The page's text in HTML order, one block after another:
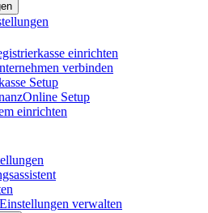
einrichten
verbinden
Setup
Setup
einrichten
verwalten